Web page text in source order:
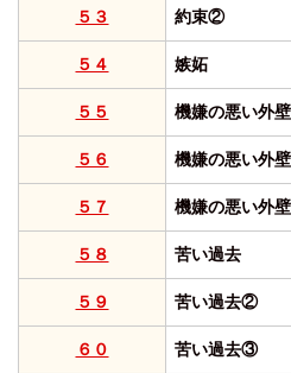
５３ 約束②
５４ 嫉妬
５５ 機嫌の悪い外
５６ 機嫌の悪い外
５７ 機嫌の悪い外
５８ 苦い過去
５９ 苦い過去②
６０ 苦い過去③